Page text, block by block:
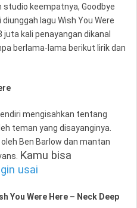
studio keempatnya, Goodbye
lagu Wish You Were
kali penayangan dikanal
berlama-lama berikut lirik dan
mengisahkan tentang
teman yang disayanginya.
Ben Barlow dan mantan
Kamu bisa
usai
You Were Here – Neck Deep